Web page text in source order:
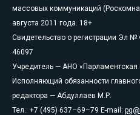
массовых коммуникаций
августа 2011 года. 18+
Свидетельство о регистрации Эл
46097
Учредитель — АНО «Парламентская
Исполняющий обязанности
редактора — Абдуллаев М.Р.
Тел.: +7 (495) 637–69–79 E-mail: